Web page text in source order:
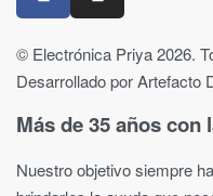
© Electrónica Priya 2026.
Desarrollado por Artefacto
Más de 35 años con
Nuestro objetivo siempre